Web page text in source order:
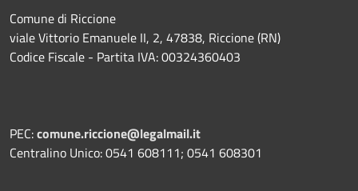
Comune di Riccione
viale Vittorio Emanuele II, 2, 47838, Riccione (RN)
Codice Fiscale - Partita IVA: 00324360403
PEC:comune.riccione@legalmail.it
Centralino Unico: 0541 608111; 0541 608301